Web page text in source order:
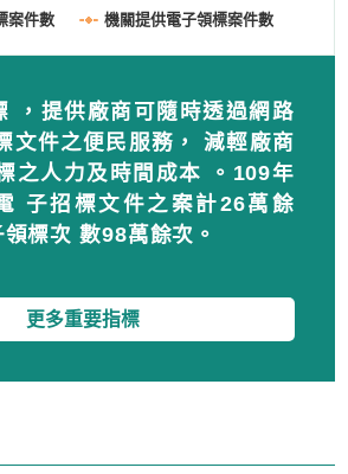
案件數 機關提供電子領標案件數
，提供廠商可隨時透過網路
文件之便民服務， 減輕廠商
之人力及時間成本 。109年
子招標文件之案計26萬餘
標次 數98萬餘次。
更多重要指標